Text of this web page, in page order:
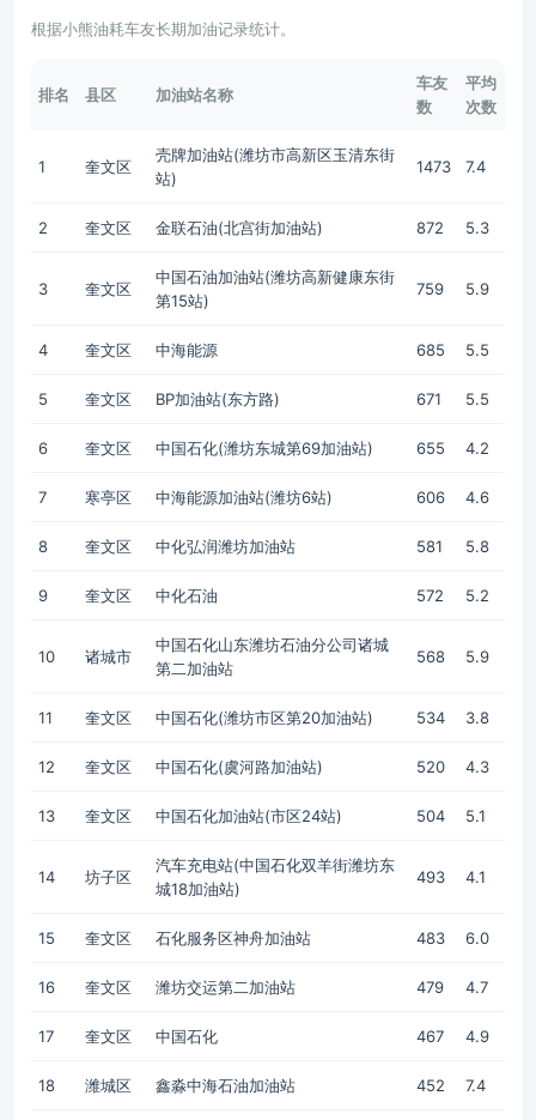
根据小熊油耗车友长期加油记录统计。
排名 县区 加油站名称
车友
数
平均
次数
1 奎文区
壳牌加油站(潍坊市高新区玉清东街
站)
1473 7.4
2 奎文区 金联石油(北宫街加油站) 872 5.3
3 奎文区
中国石油加油站(潍坊高新健康东街
第15站)
759 5.9
4 奎文区 中海能源 685 5.5
5 奎文区 BP加油站(东方路) 671 5.5
6 奎文区 中国石化(潍坊东城第69加油站) 655 4.2
7 寒亭区 中海能源加油站(潍坊6站) 606 4.6
8 奎文区 中化弘润潍坊加油站 581 5.8
9 奎文区 中化石油 572 5.2
10 诸城市
中国石化山东潍坊石油分公司诸城
第二加油站
568 5.9
11 奎文区 中国石化(潍坊市区第20加油站) 534 3.8
12 奎文区 中国石化(虞河路加油站) 520 4.3
13 奎文区 中国石化加油站(市区24站) 504 5.1
14 坊子区
汽车充电站(中国石化双羊街潍坊东
城18加油站)
493 4.1
15 奎文区 石化服务区神舟加油站 483 6.0
16 奎文区 潍坊交运第二加油站 479 4.7
17 奎文区 中国石化 467 4.9
18 潍城区 鑫淼中海石油加油站 452 7.4